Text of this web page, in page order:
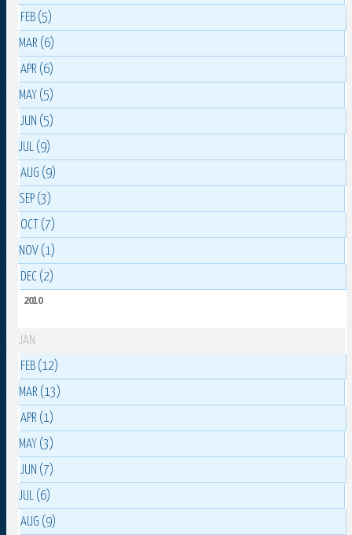
FEB (5)
MAR (6)
APR (6)
MAY (5)
JUN (5)
JUL (9)
AUG (9)
SEP (3)
OCT (7)
NOV (1)
DEC (2)
2010
JAN
FEB (12)
MAR (13)
APR (1)
MAY (3)
JUN (7)
JUL (6)
AUG (9)